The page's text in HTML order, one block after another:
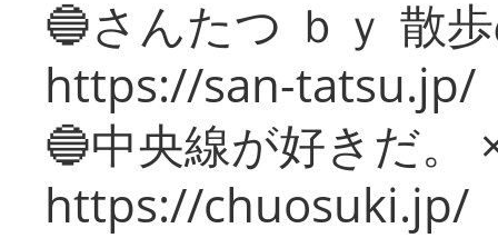
🔵さんたつ ｂｙ 散
https://san-tatsu.jp/
🔵中央線が好きだ。
https://chuosuki.jp/